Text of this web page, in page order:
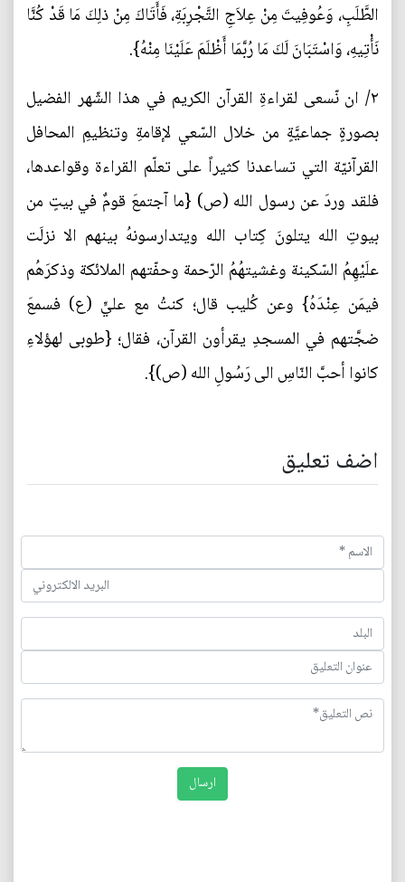
الطَّلَبِ، وَعُوفِيتَ مِنْ عِلاَجِ التَّجْرِبَةِ، فَأَتَاكَ مِنْ ذلِكَ مَا قَدْ كُنَّا
نَأْتِيهِ، وَاسْتَبَانَ لَكَ مَا رُبَّمَا أَظْلَمَ عَلَيْنَا مِنْهُ}.
٢/ ان نّسعى لقراءةِ القرآن الكريم في هذا الشّهر الفضيل
بصورةٍ جماعيَّةٍ من خلال السّعي لإقامةِ وتنظيمِ المحافل
القرآنيّة التي تساعدنا كثيراً على تعلّم القراءة وقواعدها،
فلقد وردَ عن رسول الله (ص) {ما آجتمعَ قومٌ في بيتٍ من
بيوتِ الله يتلونَ كِتاب الله ويتدارسونهُ بينهم الا نزلَت
علَيْهِمُ السّكينة وغشيتهُمُ الرّحمة وحفّتهم الملائكة وذكرَهُم
فيمَن عِنْدَهُ} وعن كُليب قال؛ كنتُ مع عليٍّ (ع) فسمعَ
ضجَّتهم في المسجدِ يقرأون القرآن، فقال؛ {طوبى لهؤلاءِ
كانوا أحبَّ النّاسِ الى رَسُولِ الله (ص)}.
اضف تعليق